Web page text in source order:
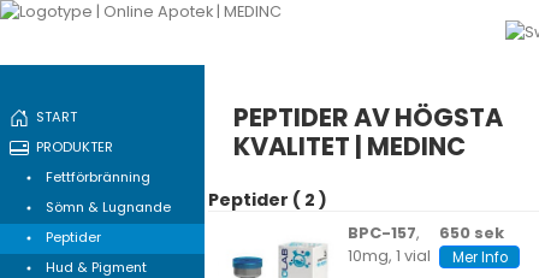
START
PRODUKTER
Fettförbränning
Sömn & Lugnande
Peptider
Hud & Pigment
PEPTIDER AV HÖGSTA
KVALITET | MEDINC
Peptider ( 2 )
BPC-157,
10mg, 1 vial
650 sek
Mer Info